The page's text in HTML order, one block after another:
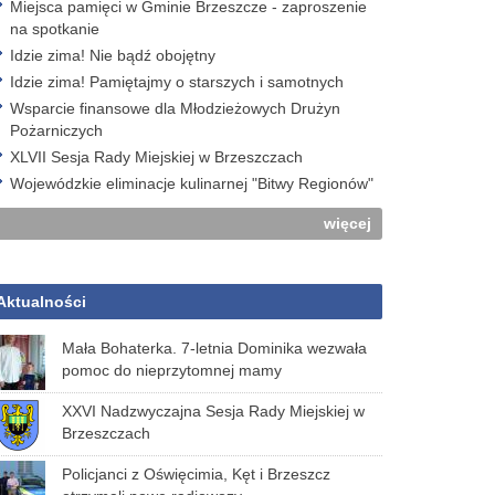
Miejsca pamięci w Gminie Brzeszcze - zaproszenie
na spotkanie
Idzie zima! Nie bądź obojętny
Idzie zima! Pamiętajmy o starszych i samotnych
Wsparcie finansowe dla Młodzieżowych Drużyn
Pożarniczych
XLVII Sesja Rady Miejskiej w Brzeszczach
Wojewódzkie eliminacje kulinarnej "Bitwy Regionów"
więcej
Mała Bohaterka. 7-letnia Dominika wezwała
pomoc do nieprzytomnej mamy
XXVI Nadzwyczajna Sesja Rady Miejskiej w
Brzeszczach
Policjanci z Oświęcimia, Kęt i Brzeszcz